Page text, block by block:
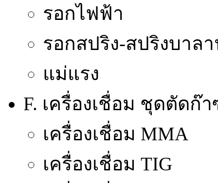
รอกไฟฟ้า
รอกสปริง-สปริงบาล
แม่แรง
F. เครื่องเชื่อม ชุดตัดก๊
เครื่องเชื่อม MMA
เครื่องเชื่อม TIG